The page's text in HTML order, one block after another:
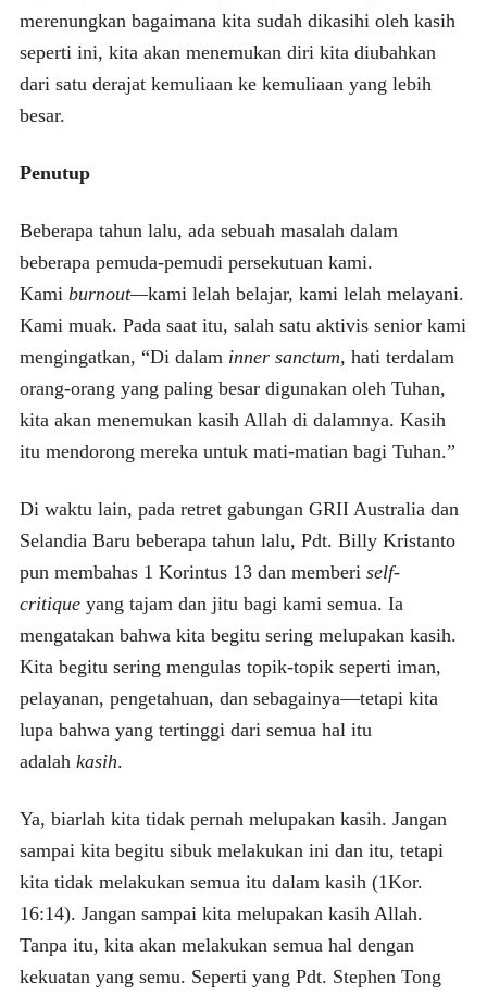
merenungkan bagaimana kita sudah dikasihi oleh kasih
seperti ini, kita akan menemukan diri kita diubahkan
dari satu derajat kemuliaan ke kemuliaan yang lebih
besar.
Penutup
Beberapa tahun lalu, ada sebuah masalah dalam
beberapa pemuda-pemudi persekutuan kami.
Kami burnout—kami lelah belajar, kami lelah melayani.
Kami muak. Pada saat itu, salah satu aktivis senior kami
mengingatkan, “Di dalam inner sanctum, hati terdalam
orang-orang yang paling besar digunakan oleh Tuhan,
kita akan menemukan kasih Allah di dalamnya. Kasih
itu mendorong mereka untuk mati-matian bagi Tuhan.”
Di waktu lain, pada retret gabungan GRII Australia dan
Selandia Baru beberapa tahun lalu, Pdt. Billy Kristanto
pun membahas 1 Korintus 13 dan memberi self-
critiqueyang tajam dan jitu bagi kami semua. Ia
mengatakan bahwa kita begitu sering melupakan kasih.
Kita begitu sering mengulas topik-topik seperti iman,
pelayanan, pengetahuan, dan sebagainya—tetapi kita
lupa bahwa yang tertinggi dari semua hal itu
adalah kasih.
Ya, biarlah kita tidak pernah melupakan kasih. Jangan
sampai kita begitu sibuk melakukan ini dan itu, tetapi
kita tidak melakukan semua itu dalam kasih (1Kor.
16:14). Jangan sampai kita melupakan kasih Allah.
Tanpa itu, kita akan melakukan semua hal dengan
kekuatan yang semu. Seperti yang Pdt. Stephen Tong